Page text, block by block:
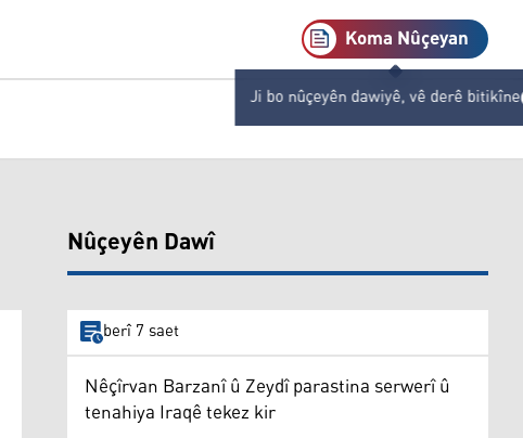
Koma Nûçeyan
Ji bo nûçeyên dawiyê, vê derê bitikîne
Nûçeyên Dawî
berî 7 saet
Nêçîrvan Barzanî û Zeydî parastina serwerî û
tenahiya Iraqê tekez kir